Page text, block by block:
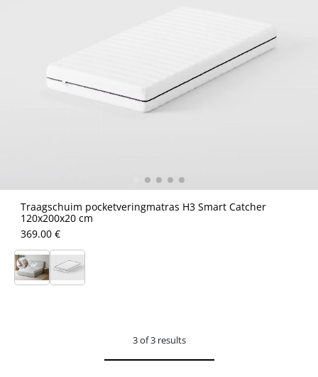
Traagschuim pocketveringmatras H3 Smart Catcher
120x200x20 cm
369.00 €
3 of 3 results